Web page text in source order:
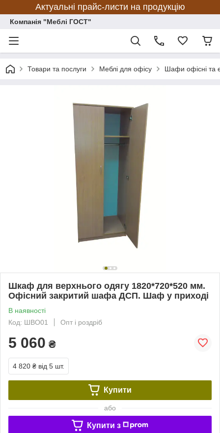
Актуальні прайс-листи на продукцію
Компанія "Меблі ГОСТ"
Товари та послуги Меблі для офісу Шафи офісні та
Шкаф для верхнього одягу 1820*720*520 мм.
Офісний закритий шафа ДСП. Шаф у приході
В наявності
Код: ШВО01
Опт і роздріб
5 060 ₴
4 820 ₴ від 5 шт.
Купити
або
Купити з